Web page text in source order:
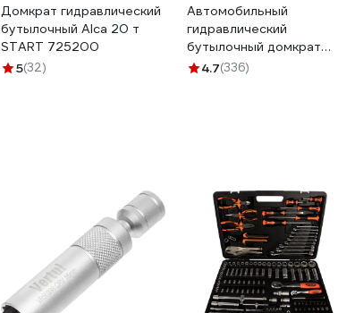
Домкрат гидравлический
бутылочный Alca 20 т
START 725200
5(32)
Автомобильный
гидравлический
бутылочный домкрат
MARSHALL 16т M9210016
4.7(336)